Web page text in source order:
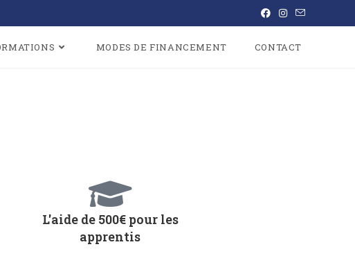
MODES DE FINANCEMENT CONTACT
L'aide de 500€ pour les
apprentis